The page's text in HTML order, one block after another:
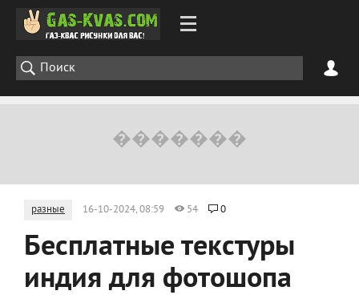
разные 16-10-2024, 08:59 54 0
Бесплатные текстуры
индия для фотошопа